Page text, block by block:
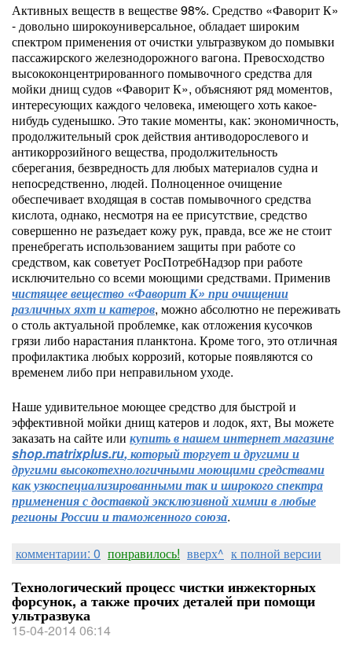
Активных веществ в веществе 98%. Средство «Фаворит К»
- довольно широкоуниверсальное, обладает широким
спектром применения от очистки ультразвуком до помывки
пассажирского железнодорожного вагона. Превосходство
высококонцентрированного помывочного средства для
мойки днищ судов «Фаворит К», объясняют ряд моментов,
интересующих каждого человека, имеющего хоть какое-
нибудь суденышко. Это такие моменты, как: экономичность,
продолжительный срок действия антиводорослевого и
антикоррозийного вещества, продолжительность
сберегания, безвредность для любых материалов судна и
непосредственно, людей. Полноценное очищение
обеспечивает входящая в состав помывочного средства
кислота, однако, несмотря на ее присутствие, средство
совершенно не разъедает кожу рук, правда, все же не стоит
пренебрегать использованием защиты при работе со
средством, как советует РосПотребНадзор при работе
исключительно со всеми моющими средствами. Применив
чистящее вещество «Фаворит К» при очищении
различных яхт и катеров, можно абсолютно не переживать
о столь актуальной проблемке, как отложения кусочков
грязи либо нарастания планктона. Кроме того, это отличная
профилактика любых коррозий, которые появляются со
временем либо при неправильном уходе.
Наше удивительное моющее средство для быстрой и
эффективной мойки днищ катеров и лодок, яхт, Вы можете
заказать на сайте или купить в нашем интернет магазине
shop.matrixplus.ru, которыйторгует и другими и
другими высокотехнологичными моющими средствами
как узкоспециализированными так и широкого спектра
применения с доставкой эксклюзивной химии в любые
регионы России и таможенного союза.
комментарии: 0 понравилось! вверх^ к полной версии
Технологический процесс чистки инжекторных
форсунок, а также прочих деталей при помощи
ультразвука
15-04-2014 06:14